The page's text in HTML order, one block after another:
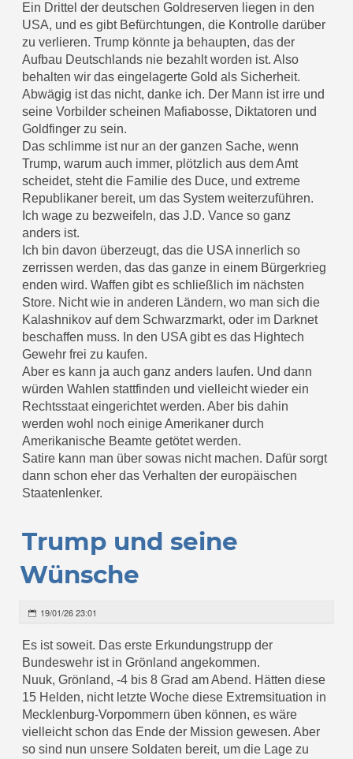
Ein Drittel der deutschen Goldreserven liegen in den
USA, und es gibt Befürchtungen, die Kontrolle darüber
zu verlieren. Trump könnte ja behaupten, das der
Aufbau Deutschlands nie bezahlt worden ist. Also
behalten wir das eingelagerte Gold als Sicherheit.
Abwägig ist das nicht, danke ich. Der Mann ist irre und
seine Vorbilder scheinen Mafiabosse, Diktatoren und
Goldfinger zu sein.
Das schlimme ist nur an der ganzen Sache, wenn
Trump, warum auch immer, plötzlich aus dem Amt
scheidet, steht die Familie des Duce, und extreme
Republikaner bereit, um das System weiterzuführen.
Ich wage zu bezweifeln, das J.D. Vance so ganz
anders ist.
Ich bin davon überzeugt, das die USA innerlich so
zerrissen werden, das das ganze in einem Bürgerkrieg
enden wird. Waffen gibt es schließlich im nächsten
Store. Nicht wie in anderen Ländern, wo man sich die
Kalashnikov auf dem Schwarzmarkt, oder im Darknet
beschaffen muss. In den USA gibt es das Hightech
Gewehr frei zu kaufen.
Aber es kann ja auch ganz anders laufen. Und dann
würden Wahlen stattfinden und vielleicht wieder ein
Rechtsstaat eingerichtet werden. Aber bis dahin
werden wohl noch einige Amerikaner durch
Amerikanische Beamte getötet werden.
Satire kann man über sowas nicht machen. Dafür sorgt
dann schon eher das Verhalten der europäischen
Staatenlenker.
Trump und seine
Wünsche
19/01/26 23:01
Es ist soweit. Das erste Erkundungstrupp der
Bundeswehr ist in Grönland angekommen.
Nuuk, Grönland, -4 bis 8 Grad am Abend. Hätten diese
15 Helden, nicht letzte Woche diese Extremsituation in
Mecklenburg-Vorpommern üben können, es wäre
vielleicht schon das Ende der Mission gewesen. Aber
so sind nun unsere Soldaten bereit, um die Lage zu